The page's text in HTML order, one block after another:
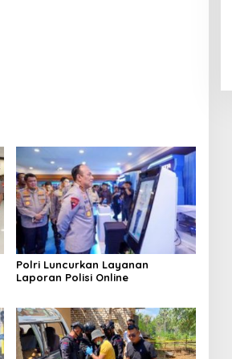
Polri Luncurkan Layanan
Laporan Polisi Online